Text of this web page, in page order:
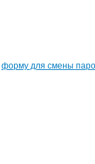
форму для смены